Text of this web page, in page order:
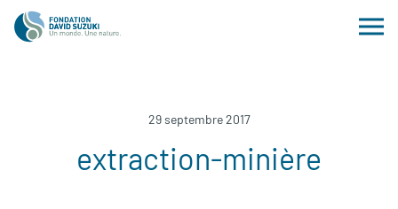
29 septembre 2017
extraction-minière